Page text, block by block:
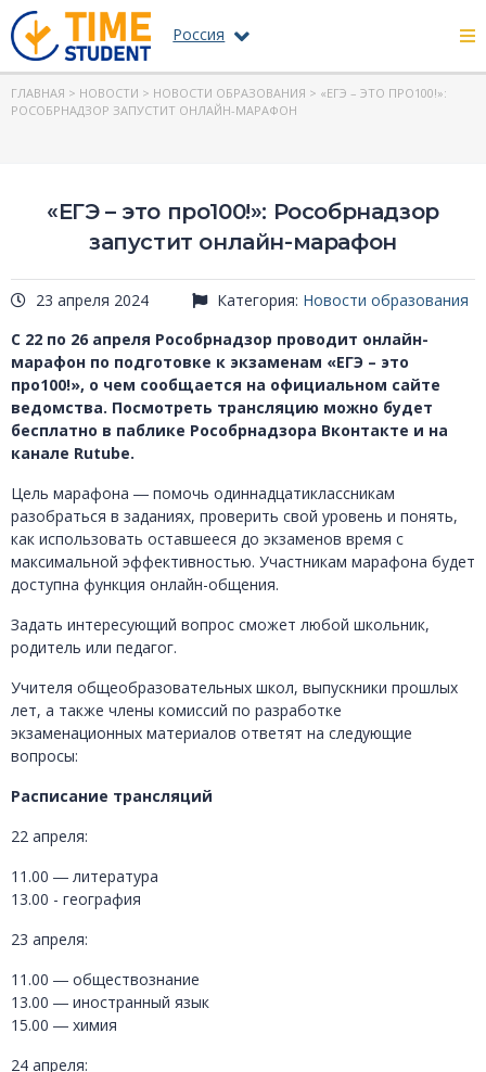
Россия
ГЛАВНАЯ > НОВОСТИ > НОВОСТИ ОБРАЗОВАНИЯ > «ЕГЭ – ЭТО ПРО100!»:
РОСОБРНАДЗОР ЗАПУСТИТ ОНЛАЙН-МАРАФОН
«ЕГЭ – это про100!»: Рособрнадзор
запустит онлайн-марафон
23 апреля 2024 Категория: Новости образования
С 22 по 26 апреля Рособрнадзор проводит онлайн-
марафон по подготовке к экзаменам «ЕГЭ – это
про100!», о чем сообщается на официальном сайте
ведомства. Посмотреть трансляцию можно будет
бесплатно в паблике Рособрнадзора Вконтакте и на
канале Rutube.
Цель марафона ― помочь одиннадцатиклассникам
разобраться в заданиях, проверить свой уровень и понять,
как использовать оставшееся до экзаменов время с
максимальной эффективностью. Участникам марафона будет
доступна функция онлайн-общения.
Задать интересующий вопрос сможет любой школьник,
родитель или педагог.
Учителя общеобразовательных школ, выпускники прошлых
лет, а также члены комиссий по разработке
экзаменационных материалов ответят на следующие
вопросы:
Расписание трансляций
22 апреля:
11.00 ― литература
13.00 - география
23 апреля:
11.00 ― обществознание
13.00 ― иностранный язык
15.00 ― химия
24 апреля: